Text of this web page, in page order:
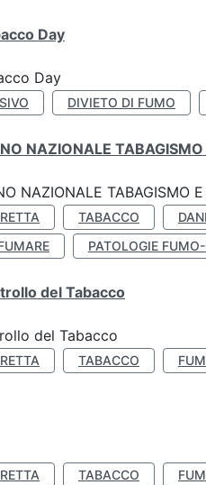
Day
Day
DIVIETO DI FUMO
NAZIONALE
NAZIONALE TABAGISMO
TABACCO
PATOLOGIE
del Tabacco
del Tabacco
TABACCO
TABACCO